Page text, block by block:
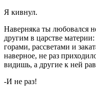
Я кивнул.
Наверняка ты любовался
другим в царстве
горами, рассветами и
наверное, не раз
видишь, а другие к ней
-И не раз!